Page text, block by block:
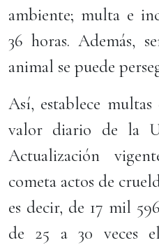
ambiente; multa e
36 horas. Además,
animal se puede
Así, establece multas
valor diario de la
Actualización
cometa actos de
es decir, de 17 mil
de 25 a 30 veces